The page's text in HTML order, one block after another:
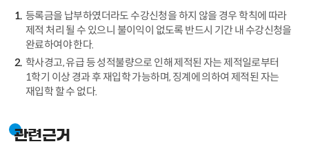
등록금을 납부하였더라도 수강신청을 하지 않을 경우 학칙에 따라
제적 처리 될 수 있으니 불이익이 없도록 반드시 기간 내 수강신청을
완료하여야 한다.
학사경고, 유급 등 성적불량으로 인해 제적된 자는 제적일로부터
1학기 이상 경과 후 재입학 가능하며, 징계에 의하여 제적된 자는
재입학 할 수 없다.
관련근거